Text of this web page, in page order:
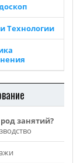
Технологии
занятий?